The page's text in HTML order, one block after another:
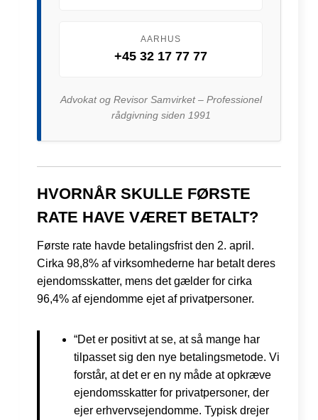
AARHUS
+45 32 17 77 77
Advokat og Revisor Samvirket – Professionel
rådgivning siden 1991
HVORNÅR SKULLE FØRSTE
RATE HAVE VÆRET BETALT?
Første rate havde betalingsfrist den 2. april.
Cirka 98,8% af virksomhederne har betalt deres
ejendomsskatter, mens det gælder for cirka
96,4% af ejendomme ejet af privatpersoner.
“Det er positivt at se, at så mange har
tilpasset sig den nye betalingsmetode. Vi
forstår, at det er en ny måde at opkræve
ejendomsskatter for privatpersoner, der
ejer erhvervsejendomme. Typisk drejer